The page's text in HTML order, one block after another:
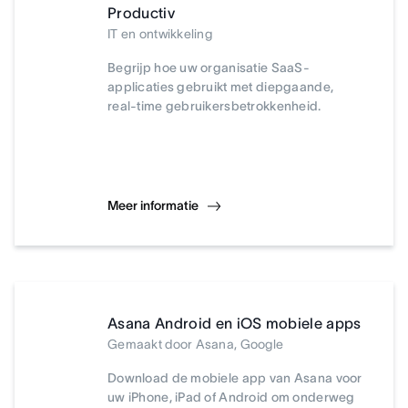
Productiv
IT en ontwikkeling
Begrijp hoe uw organisatie SaaS-
applicaties gebruikt met diepgaande,
real-time gebruikersbetrokkenheid.
Meer informatie
Asana Android en iOS mobiele apps
Gemaakt door Asana, Google
Download de mobiele app van Asana voor
uw iPhone, iPad of Android om onderweg